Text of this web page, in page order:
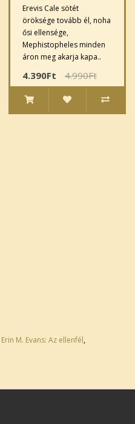
Erevis Cale sötét
öröksége tovább él, noha
ősi ellensége,
Mephistopheles minden
áron meg akarja kapa..
4.390Ft 4.990Ft
Erin M. Evans: Az ellenfél,